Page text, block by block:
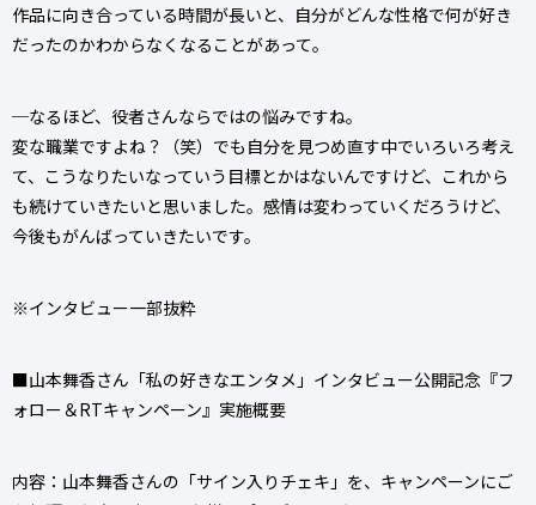
作品に向き合っている時間が長いと、自分がどんな性格で何が好き
だったのかわからなくなることがあって。
─なるほど、役者さんならではの悩みですね。
変な職業ですよね？（笑）でも自分を見つめ直す中でいろいろ考え
て、こうなりたいなっていう目標とかはないんですけど、これから
も続けていきたいと思いました。感情は変わっていくだろうけど、
今後もがんばっていきたいです。
※インタビュー一部抜粋
■山本舞香さん「私の好きなエンタメ」インタビュー公開記念『フ
ォロー＆RTキャンペーン』実施概要
内容：山本舞香さんの「サイン入りチェキ」を、キャンペーンにご